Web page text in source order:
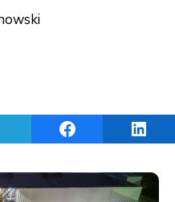
Share on TelegramShare on Facebook